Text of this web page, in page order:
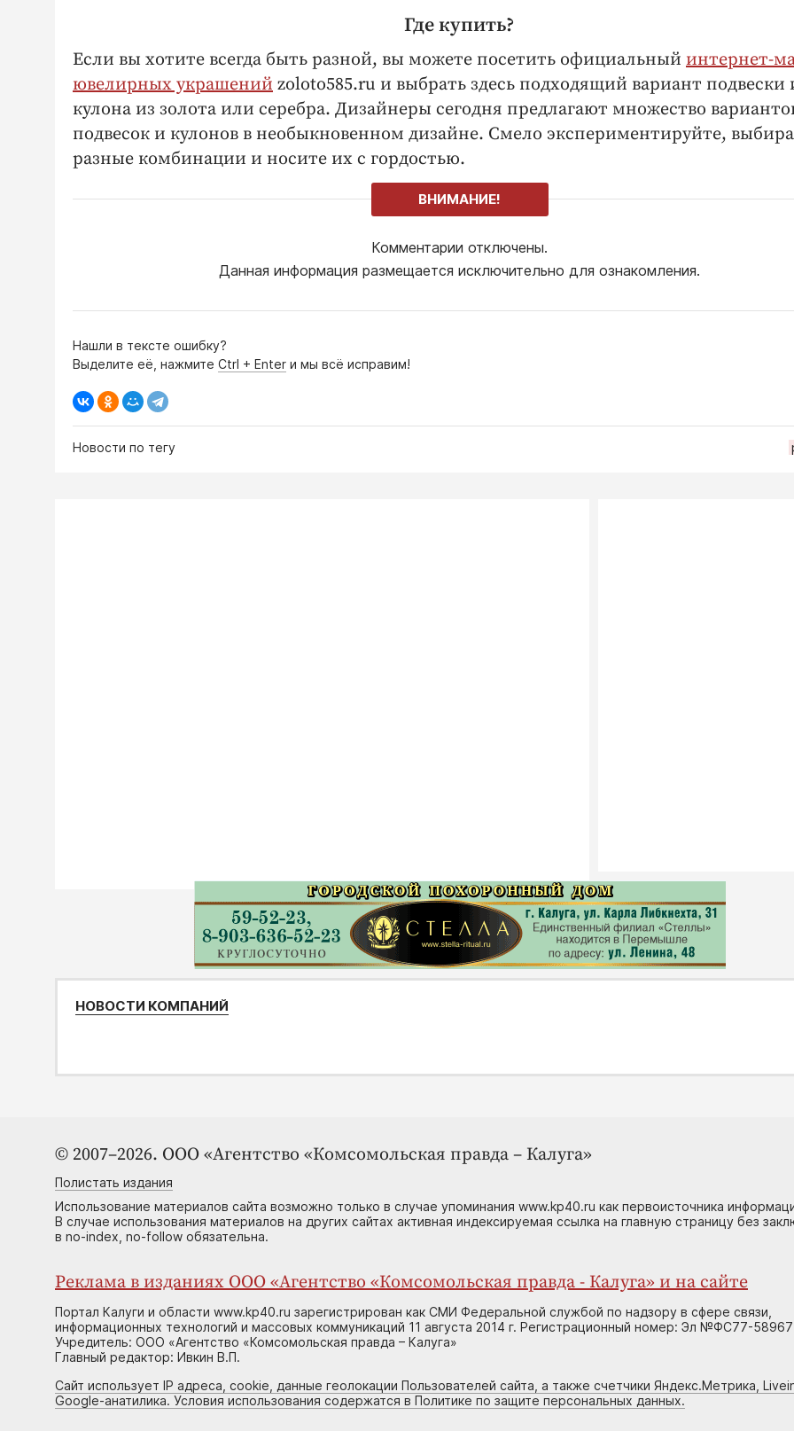
Где купить?
Если вы хотите всегда быть разной, вы можете посетить официальный интернет-
ювелирных украшений zoloto585.ru и выбрать здесь подходящий вариант подвески
кулона из золота или серебра. Дизайнеры сегодня предлагают множество
подвесок и кулонов в необыкновенном дизайне. Смело экспериментируйте,
разные комбинации и носите их с гордостью.
ВНИМАНИЕ!
Комментарии отключены.
Данная информация размещается исключительно для ознакомления.
Нашли в тексте ошибку?
Выделите её, нажмите Ctrl + Enter и мы всё исправим!
Новости по тегу
НОВОСТИ КОМПАНИЙ
© 2007–2026. ООО «Агентство «Комсомольская правда – Калуга»
Полистать издания
Использование материалов сайта возможно только в случае упоминания www.kp40.ru как первоисточника
В случае использования материалов на других сайтах активная индексируемая ссылка на главную страницу без
в no-index, no-follow обязательна.
Реклама в изданиях ООО «Агентство «Комсомольская правда - Калуга» и на сайте
Портал Калуги и области www.kp40.ru зарегистрирован как СМИ Федеральной службой по надзору в сфере связи,
информационных технологий и массовых коммуникаций 11 августа 2014 г. Регистрационный номер: Эл №ФС77-58967
Учредитель: ООО «Агентство «Комсомольская правда – Калуга»
Главный редактор: Ивкин В.П.
Сайт использует IP адреса, cookie, данные геолокации Пользователей сайта, а также счетчики Яндекс.Метрика,
Google-анатилика. Условия использования содержатся в Политике по защите персональных данных.